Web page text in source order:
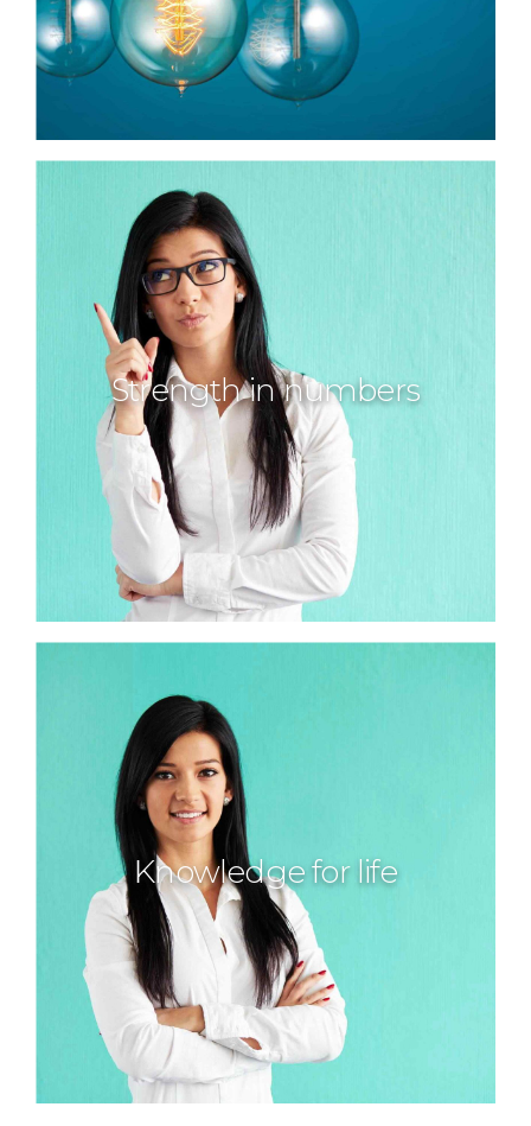
Strength in numbers
Knowledge for life